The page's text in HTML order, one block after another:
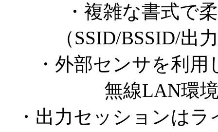
・複雑な書式で
（SSID/BSSID/出
・外部センサを利
無線LAN環
・出力セッションは